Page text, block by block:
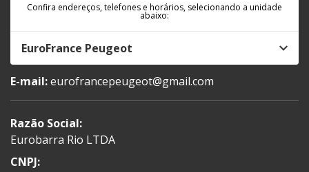
Confira endereços, telefones e horários, selecionando a unidade
abaixo:
EuroFrance Peugeot
E-mail:eurofrancepeugeot@gmail.com
Razão Social:
Eurobarra Rio LTDA
CNPJ: